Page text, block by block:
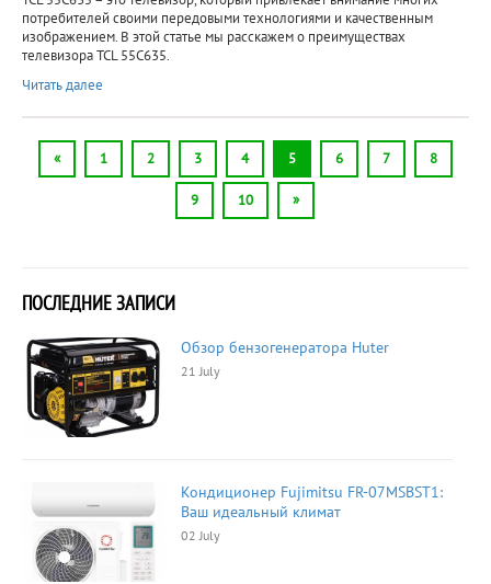
потребителей своими передовыми технологиями и качественным
изображением. В этой статье мы расскажем о преимуществах
телевизора TCL 55C635.
Читать далее
« 1 2 3 4 5 6 7 8
9 10 »
ПОСЛЕДНИЕ ЗАПИСИ
Обзор бензогенератора Huter
21 July
Кондиционер Fujimitsu FR-07MSBST1:
Ваш идеальный климат
02 July